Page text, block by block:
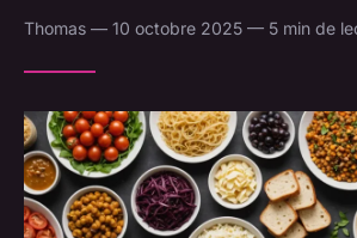
Thomas — 10 octobre 2025 — 5 min de